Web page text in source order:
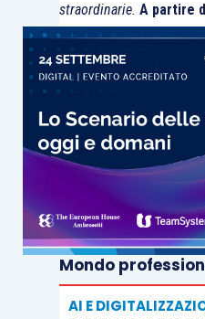
straordinarie. A partire
Mondo
AI E